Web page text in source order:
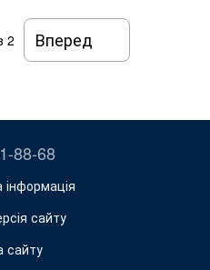
2 Вперед
88-68
сайту
сайту